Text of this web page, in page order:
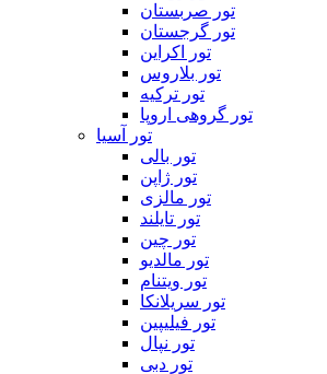
تور صربستان
تور گرجستان
تور اکراین
تور بلاروس
تور ترکیه
تور گروهی اروپا
تور آسیا
تور بالی
تور ژاپن
تور مالزی
تور تایلند
تور چین
تور مالدیو
تور ویتنام
تور سریلانکا
تور فیلیپین
تور نپال
تور دبی